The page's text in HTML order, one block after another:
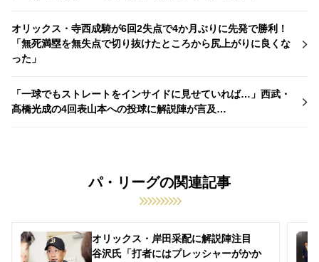
オリックス・寺西成騎が6回2失点で4か月ぶりに先発で勝利！
「無死満塁を無失点で切り抜けたところから尻上がりに良くな
った」
「一球でもストレートをインサイドに見せていれば…」西武・
髙橋光成の4回表山本への投球に解説陣が言及…
パ・リーグの関連記事
オリックス・岸田采配に解説陣注目
谷沢氏「打者にはプレッシャーがかか